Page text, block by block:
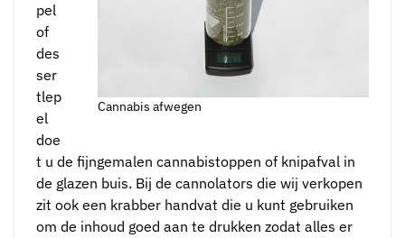
Cannabis afwegen
pel
of
des
ser
tlep
el
doe
t u de fijngemalen cannabistoppen of knipafval in
de glazen buis. Bij de cannolators die wij verkopen
zit ook een krabber handvat die u kunt gebruiken
om de inhoud goed aan te drukken zodat alles er